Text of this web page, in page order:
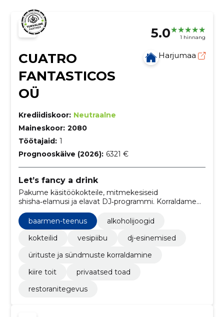
5.0 1 hinnang
CUATRO
FANTASTICOS
OÜ
Harjumaa
Krediidiskoor: Neutraalne
Maineskoor: 2080
Töötajaid: 1
Prognooskäive (2026): 6321 €
Let’s fancy a drink
Pakume käsitöökokteile, mitmekesiseid
shisha‑elamusi ja elavat DJ‑programmi. Korraldame
personaliseeritud üritusi koos VIP‑ruumide,
kohandatava menüü ja professionaalse
teenindusega.
baarmen-teenus
alkoholijoogid
kokteilid
vesipiibu
dj-esinemised
ürituste ja sündmuste korraldamine
kiire toit
privaatsed toad
restoranitegevus